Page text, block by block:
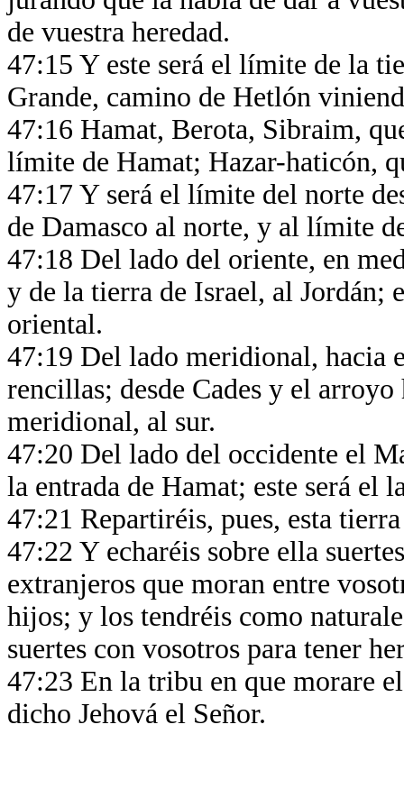
de vuestra heredad.
47:15 Y este será el límite de la
Grande, camino de Hetlón
47:16 Hamat, Berota, Sibraim,
límite de Hamat; Hazar-haticón,
47:17 Y será el límite del norte
de Damasco al norte, y al límite
47:18 Del lado del oriente, en
y de la tierra de Israel, al Jordán;
oriental.
47:19 Del lado meridional, hacia
rencillas; desde Cades y el
meridional, al sur.
47:20 Del lado del occidente el
la entrada de Hamat; este será el
47:21 Repartiréis, pues, esta
47:22 Y echaréis sobre ella
extranjeros que moran entre
hijos; y los tendréis como
suertes con vosotros para tener
47:23 En la tribu en que morare
dicho Jehová el Señor.